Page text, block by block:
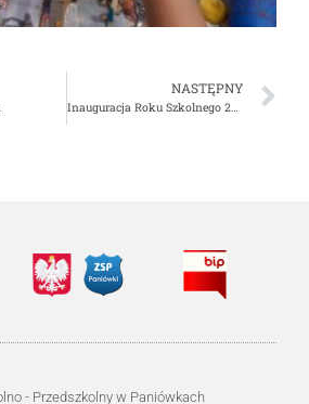
NASTĘPNY
Inauguracja Roku Szkolnego 2021/2022
- Przedszkolny w Paniówkach